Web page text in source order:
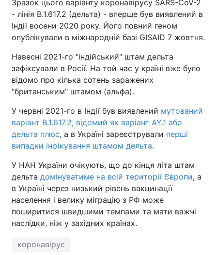
Зразок цього варіанту коронавірусу SARS-CoV-2
- лінія B.1.617.2 (дельта) - вперше був виявлений в
Індії восени 2020 року. Його повний геном
опублікували в міжнародній базі GISAID 7 жовтня.
Навесні 2021-го "індійський" штам дельта
зафіксували в Росії. На той час у країні вже було
відомо про кілька сотень заражених
"британським" штамом (альфа).
У червні 2021-го в Індії був виявлений мутований
варіант B.1.617.2, відомий як варіант AY.1 або
дельта плюс, а в Україні зареєстрували перші
випадки інфікування штамом дельта.
У НАН України очікують, що до кінця літа штам
дельта домінуватиме на всій території Європи, а
в Україні через низький рівень вакцинації
населення і велику міграцію з РФ може
поширитися швидшими темпами та мати важчі
наслідки, ніж у західних країнах.
коронавірус